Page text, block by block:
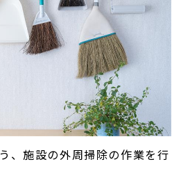
、施設の外周掃除の作業を行